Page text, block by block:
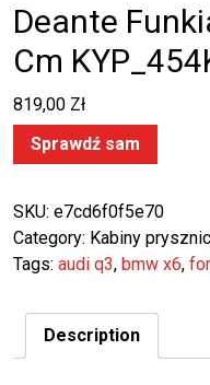
Deante
Cm
819,00 Zł
Sprawdź sam
SKU: e7cd6f0f5e70
Category: Kabiny
Tags: audi q3, bmw x6,
Description